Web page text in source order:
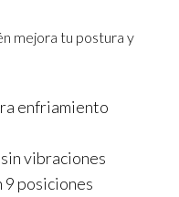
mejora tu postura y
enfriamiento
vibraciones
9 posiciones